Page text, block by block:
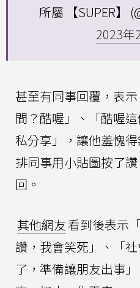
所屬 【SUPER】
2023年
甚至有同事回覆，表示
間？酷喔」、「酷喔
私分享」，讓他羞愧
排同事用小貼圖按了
回。
其他網友看到後表示
讚，我會笑死」、「
了，準備讓朋友出事